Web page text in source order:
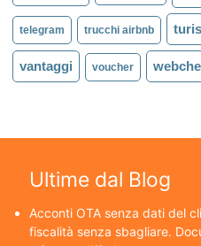
telegram trucchi airbnb
vantaggi voucher
Ultime dal Blog
Acconti OTA senza dati del
fiscalità senza sbagliare.